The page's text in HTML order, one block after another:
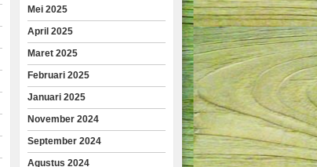
Mei 2025
April 2025
Maret 2025
Februari 2025
Januari 2025
November 2024
September 2024
Agustus 2024